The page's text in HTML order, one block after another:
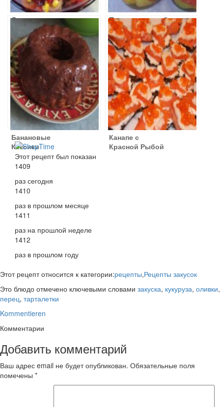
Салат с
фасолью и
оливками
Перец в сладкой
заливке
Банановые
Кексики
Канапе с
Красной Рыбой
Этот рецепт был показан
1409
раз сегодня
1410
раз в прошлом месяце
1411
раз на прошлой неделе
1412
раз в прошлом году
Этот рецепт относится к категории:рецепты,Рецепты закусок
Это блюдо отмечено ключевыми словами закуска, кукуруза, оливки,
перец, тарталетки
Kommentieren
Комментарии
Добавить комментарий
Ваш адрес email не будет опубликован. Обязательные поля
помечены *